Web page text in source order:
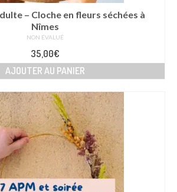
– Cloche en fleurs séchées à
Nîmes
NON ÉVALUÉ
35,00€
AJOUTER AU PANIER